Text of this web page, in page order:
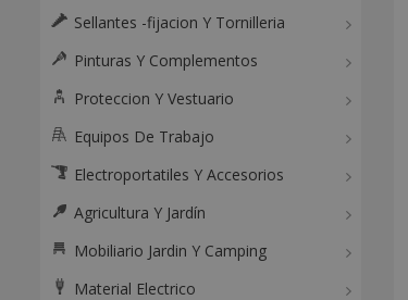
Sellantes -fijacion Y Tornilleria
Pinturas Y Complementos
Proteccion Y Vestuario
Equipos De Trabajo
Electroportatiles Y Accesorios
Agricultura Y Jardín
Mobiliario Jardin Y Camping
Material Electrico